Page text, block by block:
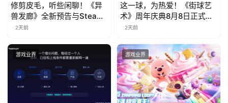
修剪皮毛，听些闲聊！《异
兽发廊》全新预告与Steam
免费试玩公开
2天前
这一球，为热爱！《街球艺
术》周年庆典8月8日正式上
线，多重福利与全新内容同
2天前
游戏业界 游戏业界